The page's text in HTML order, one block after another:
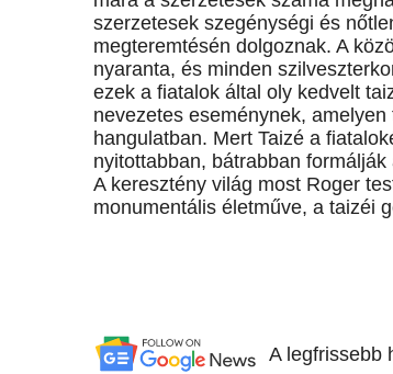
szerzetesek szegénységi és
megteremtésén dolgoznak. A
nyaranta, és minden
ezek a fiatalok által oly kedvelt
nevezetes eseménynek,
hangulatban. Mert Taizé a
nyitottabban, bátrabban formálják
A keresztény világ most Roger
monumentális életműve, a taizéi
A legfrissebb